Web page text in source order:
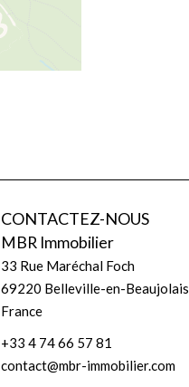
CONTACTEZ-NOUS
MBR Immobilier
33 Rue Maréchal Foch
69220 Belleville-en-Beaujolais
France
+33 4 74 66 57 81
contact@mbr-immobilier.com